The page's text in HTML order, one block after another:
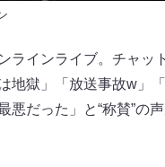
ラインライブ。チャッ
地獄」「放送事故w」
悪だった」と“称賛”の